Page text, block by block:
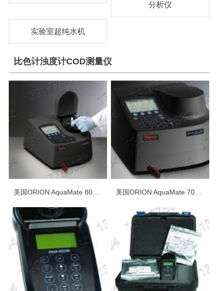
分析仪
实验室超纯水机
比色计浊度计COD测量仪
美国ORION AquaMate 8000紫外可见分光光度计水质分析仪